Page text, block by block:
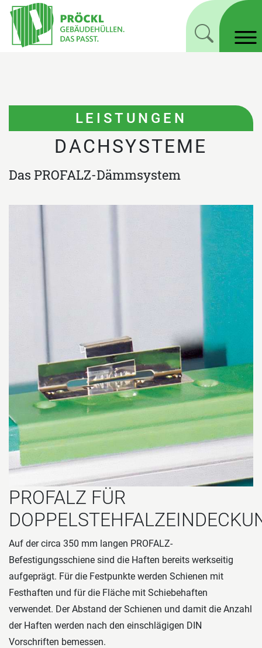
LEISTUNGEN
DACHSYSTEME
Das PROFALZ-Dämmsystem
PROFALZ FÜR
Auf der circa 350 mm langen PROFALZ-
Befestigungsschiene sind die Haften bereits werkseitig
aufgeprägt. Für die Festpunkte werden Schienen mit
Festhaften und für die Fläche mit Schiebehaften
verwendet. Der Abstand der Schienen und damit die Anzahl
der Haften werden nach den einschlägigen DIN
Vorschriften bemessen.